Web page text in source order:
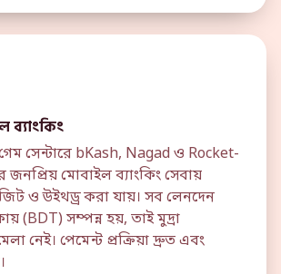
ব্যাংকিং
সেন্টারে bKash, Nagad ও Rocket-
জনপ্রিয় মোবাইল ব্যাংকিং সেবায়
ও উইথড্র করা যায়। সব লেনদেন
(BDT) সম্পন্ন হয়, তাই মুদ্রা
নেই। পেমেন্ট প্রক্রিয়া দ্রুত এবং